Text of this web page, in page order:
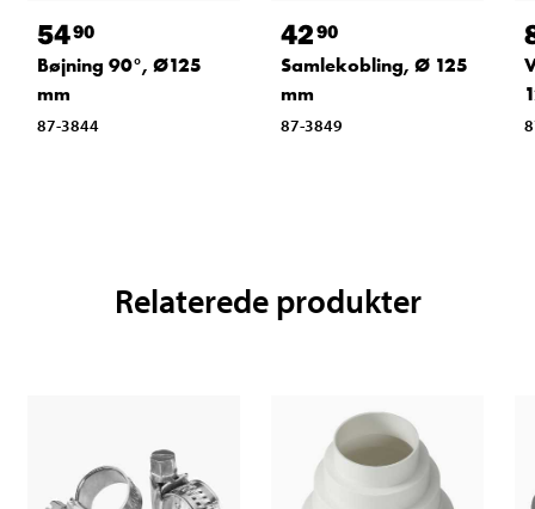
5490
Bøjning 90°, Ø125
mm
87-3844
4290
Samlekobling, Ø 125
mm
87-3849
Relaterede produkter